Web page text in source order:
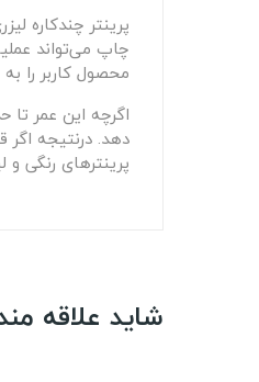
چاپ می‌تواند
محصول کاربر را
اگرچه این عمر
دهد. درنتیجه
پرینترهای رنگی
شاید علاقه